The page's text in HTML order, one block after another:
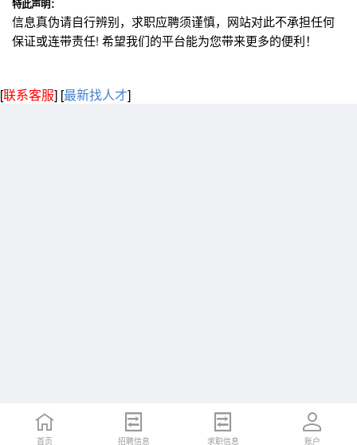
特此声明：
信息真伪请自行辨别，求职应聘须谨慎，网站对此不承担任何
保证或连带责任! 希望我们的平台能为您带来更多的便利！
[联系客服] [最新找人才]
首页 招聘信息 求职信息 账户